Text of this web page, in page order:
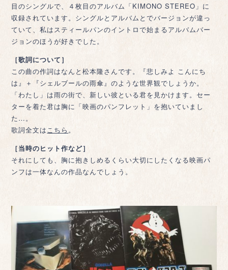
目のシングルで、４枚目のアルバム「KIMONO STEREO」に
収録されています。シングルとアルバムとでバージョンが違っ
ていて、私はスティールパンのイントロで始まるアルバムバー
ジョンのほうが好きでした。
［歌詞について］
この曲の作詞はなんと松本隆さんです。『悲しみよ こんにち
は』＋『シェルブールの雨傘』のような世界観でしょうか。
「わたし」は雨の街で、新しい彼といる君を見かけます。セー
ターを着た君は胸に「映画のパンフレット」を抱いていまし
た…。
歌詞全文はこちら 。
［当時のヒット作など］
それにしても、胸に抱きしめるくらい大切にしたくなる映画パ
ンフは一体なんの作品なんでしょう。